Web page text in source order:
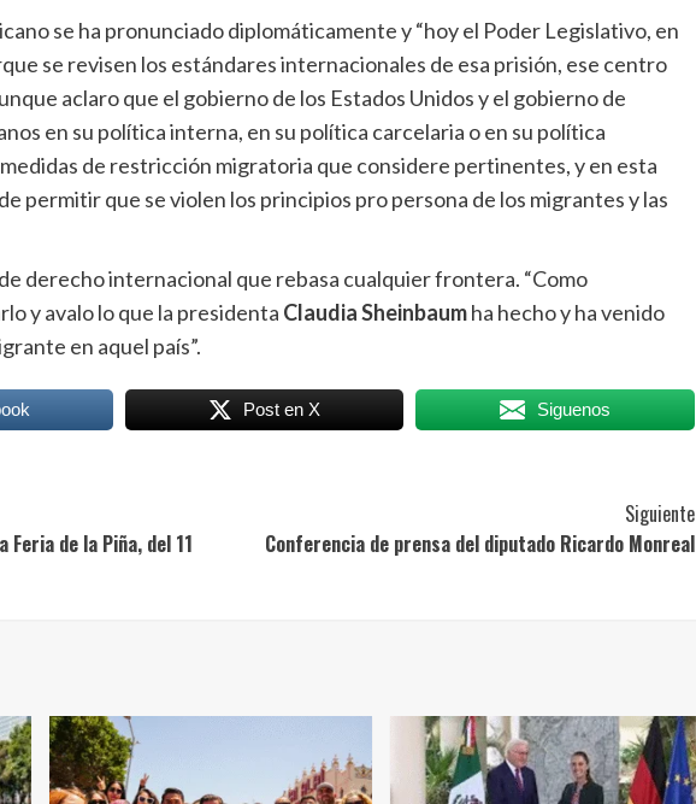
se ha pronunciado diplomáticamente y “hoy el Poder Legislativo, en
se revisen los estándares internacionales de esa prisión, ese centro
aclaro que el gobierno de los Estados Unidos y el gobierno de
en su política interna, en su política carcelaria o en su política
de restricción migratoria que considere pertinentes, y en esta
permitir que se violen los principios pro persona de los migrantes y las
derecho internacional que rebasa cualquier frontera. “Como
y avalo lo que la presidenta Claudia Sheinbaumha hecho y ha venido
en aquel país”.
Post en X Siguenos
Feria de la Piña, del 11
Siguiente
Conferencia de prensa del diputado Ricardo Monreal